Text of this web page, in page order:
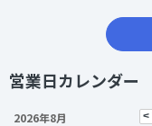
営業日カレンダー
2026年8月